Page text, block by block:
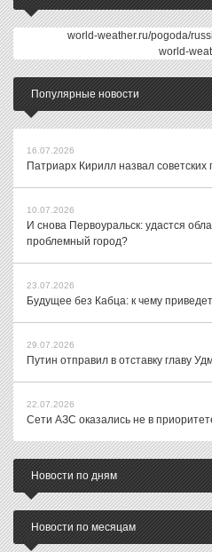
world-weather.ru/pogoda/
world-
Популярные новости
16.07.2026
Патриарх Кирилл назвал
10.07.2026
И снова Первоуральск: удастся
проблемный город?
23.07.2026
Будущее без Кабца: к чему
29.07.2026
Путин отправил в отставку главу
22.07.2026
Сети АЗС оказались не в
Новости по дням
Новости по месяцам